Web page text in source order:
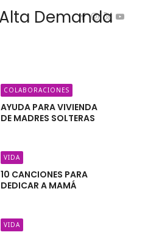
COLABORACIONES
AYUDA PARA VIVIENDA
DE MADRES SOLTERAS
VIDA
10 CANCIONES PARA
DEDICAR A MAMÁ
VIDA